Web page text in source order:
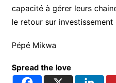
capacité à gérer leurs
le retour sur
Pépé Mikwa
Spread the love